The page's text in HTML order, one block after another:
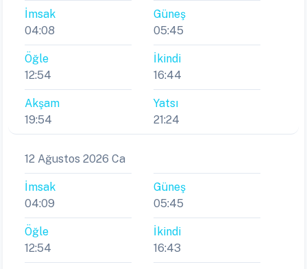
İmsak
04:08
Güneş
05:45
Öğle
12:54
İkindi
16:44
Akşam
19:54
Yatsı
21:24
12 Ağustos 2026 Ca
İmsak
04:09
Güneş
05:45
Öğle
12:54
İkindi
16:43